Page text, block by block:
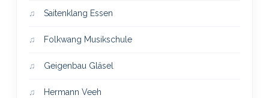
Saitenklang Essen
Folkwang Musikschule
Geigenbau Gläsel
Hermann Veeh